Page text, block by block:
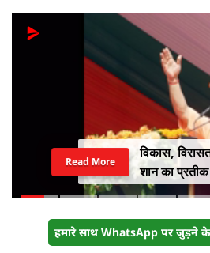
विकास,
शान का प्रतीक
Read More
हमारे साथ WhatsApp पर जुड़ने